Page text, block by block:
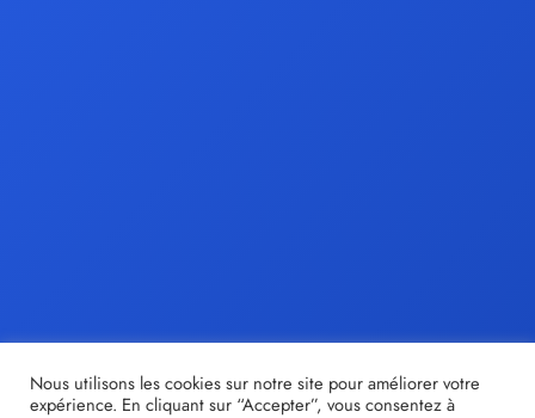
Nous utilisons les cookies sur notre site pour améliorer votre
expérience. En cliquant sur “Accepter”, vous consentez à